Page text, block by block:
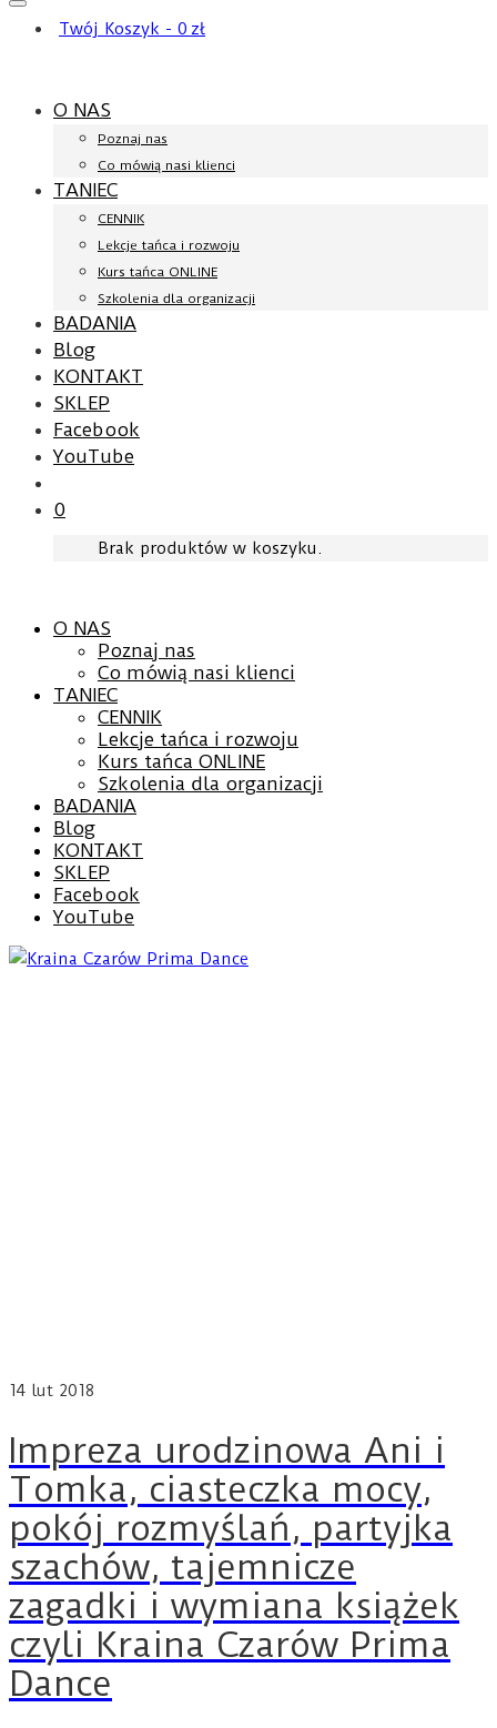
Twój Koszyk - 0 zł
O NAS
Poznaj nas
Co mówią nasi klienci
TANIEC
CENNIK
Lekcje tańca i rozwoju
Kurs tańca ONLINE
Szkolenia dla organizacji
BADANIA
Blog
KONTAKT
SKLEP
Facebook
YouTube
0
Brak produktów w koszyku.
O NAS
Poznaj nas
Co mówią nasi klienci
TANIEC
CENNIK
Lekcje tańca i rozwoju
Kurs tańca ONLINE
Szkolenia dla organizacji
BADANIA
Blog
KONTAKT
SKLEP
Facebook
YouTube
14 lut 2018
Impreza urodzinowa Ani i
Tomka, ciasteczka mocy,
pokój rozmyślań, partyjka
szachów, tajemnicze
zagadki i wymiana książek
czyli Kraina Czarów Prima
Dance